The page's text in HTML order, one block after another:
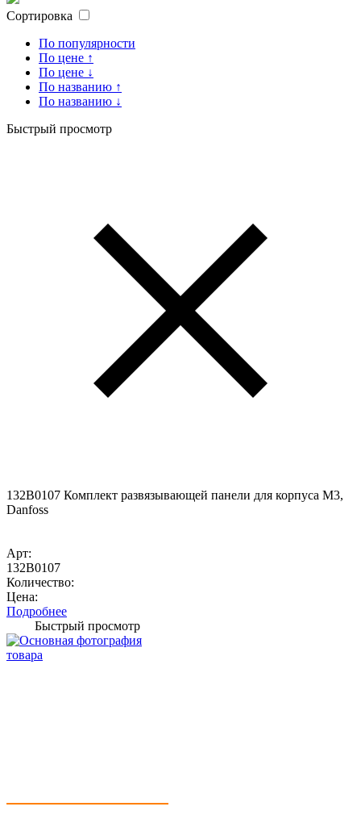
Сортировка
По популярности
По цене ↑
По цене ↓
По названию ↑
По названию ↓
Быстрый просмотр
132B0107 Комплект развязывающей панели для корпуса M3,
Danfoss
Арт:
132B0107
Количество:
Цена:
Подробнее
Быстрый просмотр